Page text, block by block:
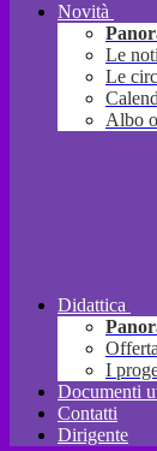
Novità
Le
Le
Albo
Didattica
I
Documenti
Contatti
Dirigente